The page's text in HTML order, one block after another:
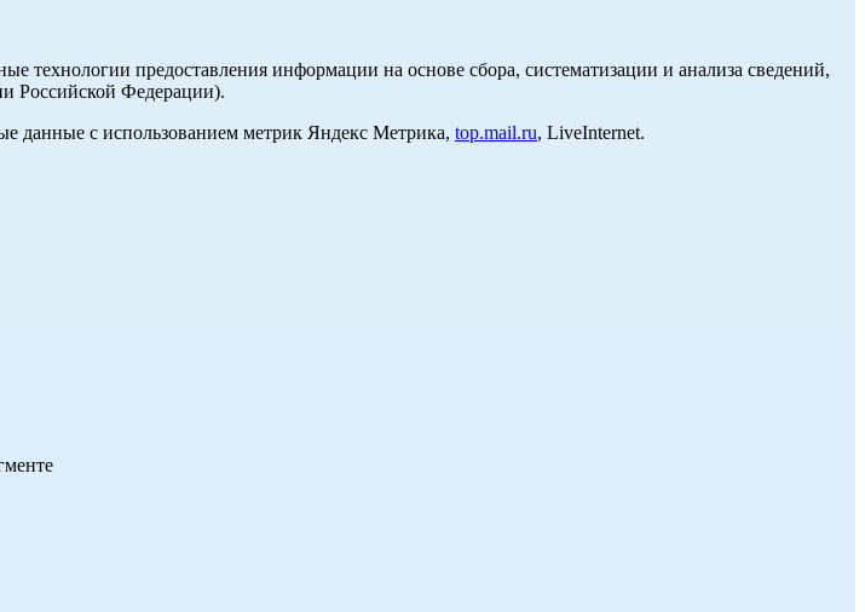
предоставления информации на основе сбора, систематизации и анализа сведений,
Российской Федерации).
данные с использованием метрик Яндекс Метрика, top.mail.ru, LiveInternet.